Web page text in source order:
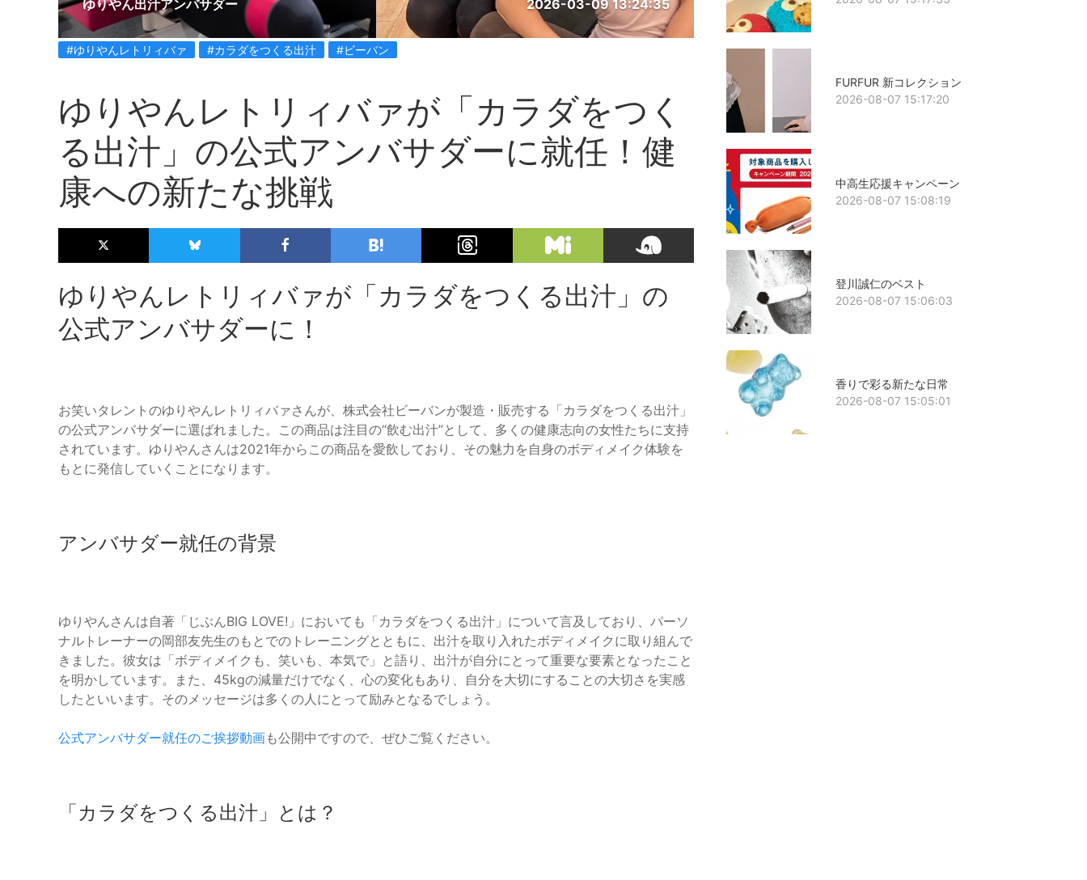
ゆりやん出汁アンバサダー 2026-03-09 13:24:35
#ゆりやんレトリィバァ #カラダをつくる出汁 #ビーバン
ゆりやんレトリィバァが「カラダをつく
る出汁」の公式アンバサダーに就任！健
康への新たな挑戦
ゆりやんレトリィバァが「カラダをつくる出汁」の
公式アンバサダーに！
お笑いタレントのゆりやんレトリィバァさんが、株式会社ビーバンが製造・販売する「カラダをつくる出汁」
の公式アンバサダーに選ばれました。この商品は注目の“飲む出汁”として、多くの健康志向の女性たちに支持
されています。ゆりやんさんは2021年からこの商品を愛飲しており、その魅力を自身のボディメイク体験を
もとに発信していくことになります。
アンバサダー就任の背景
ゆりやんさんは自著「じぶんBIG LOVE!」においても「カラダをつくる出汁」について言及しており、パーソ
ナルトレーナーの岡部友先生のもとでのトレーニングとともに、出汁を取り入れたボディメイクに取り組んで
きました。彼女は「ボディメイクも、笑いも、本気で」と語り、出汁が自分にとって重要な要素となったこと
を明かしています。また、45kgの減量だけでなく、心の変化もあり、自分を大切にすることの大切さを実感
したといいます。そのメッセージは多くの人にとって励みとなるでしょう。
公式アンバサダー就任のご挨拶動画も公開中ですので、ぜひご覧ください。
「カラダをつくる出汁」とは？
FURFUR 新コレクション
2026-08-07 15:17:20
中高生応援キャンペーン
2026-08-07 15:08:19
登川誠仁のベスト
2026-08-07 15:06:03
香りで彩る新たな日常
2026-08-07 15:05:01